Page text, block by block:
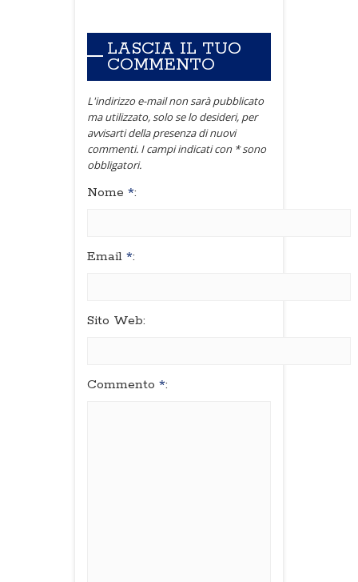
LASCIA IL TUO
COMMENTO
L'indirizzo e-mail non sarà pubblicato
ma utilizzato, solo se lo desideri, per
avvisarti della presenza di nuovi
commenti. I campi indicati con * sono
obbligatori.
Nome *:
Email *:
Sito Web:
Commento *: